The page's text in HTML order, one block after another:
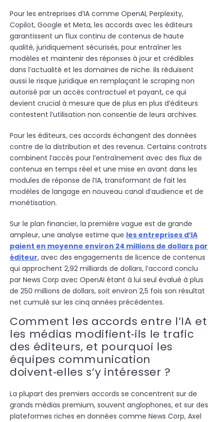
Pour les entreprises d’IA comme OpenAI, Perplexity,
Copilot, Google et Meta, les accords avec les éditeurs
garantissent un flux continu de contenus de haute
qualité, juridiquement sécurisés, pour entraîner les
modèles et maintenir des réponses à jour et crédibles
dans l’actualité et les domaines de niche. Ils réduisent
aussi le risque juridique en remplaçant le scraping non
autorisé par un accès contractuel et payant, ce qui
devient crucial à mesure que de plus en plus d’éditeurs
contestent l’utilisation non consentie de leurs archives.
Pour les éditeurs, ces accords échangent des données
contre de la distribution et des revenus. Certains contrats
combinent l’accès pour l’entraînement avec des flux de
contenus en temps réel et une mise en avant dans les
modules de réponse de l’IA, transformant de fait les
modèles de langage en nouveau canal d’audience et de
monétisation.
Sur le plan financier, la première vague est de grande
ampleur, une analyse estime que les entreprises d’IA
paient en moyenne environ 24 millions de dollars par
éditeur, avec des engagements de licence de contenus
qui approchent 2,92 milliards de dollars, l’accord conclu
par News Corp avec OpenAI étant à lui seul évalué à plus
de 250 millions de dollars, soit environ 2,5 fois son résultat
net cumulé sur les cinq années précédentes.
Comment les accords entre l’IA et
les médias modifient‑ils le trafic
des éditeurs, et pourquoi les
équipes communication
doivent‑elles s’y intéresser ?
La plupart des premiers accords se concentrent sur de
grands médias premium, souvent anglophones, et sur des
plateformes riches en données comme News Corp, Axel